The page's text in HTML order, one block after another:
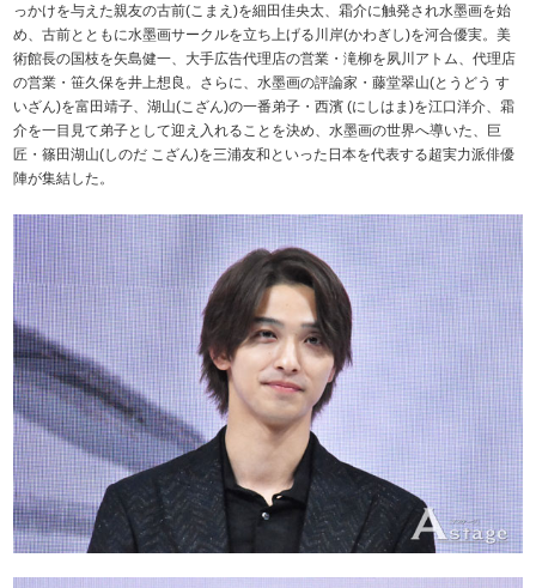
っかけを与えた親友の古前(こまえ)を細田佳央太、霜介に触発され水墨画を始
め、古前とともに水墨画サークルを立ち上げる川岸(かわぎし)を河合優実。美
術館長の国枝を矢島健一、大手広告代理店の営業・滝柳を夙川アトム、代理店
の営業・笹久保を井上想良。さらに、水墨画の評論家・藤堂翠山(とうどう す
いざん)を富田靖子、湖山(こざん)の一番弟子・西濱 (にしはま)を江口洋介、霜
介を一目見て弟子として迎え入れることを決め、水墨画の世界へ導いた、巨
匠・篠田湖山(しのだ こざん)を三浦友和といった日本を代表する超実力派俳優
陣が集結した。